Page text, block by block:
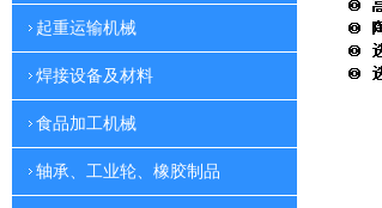
起重运输机械
焊接设备及材料
食品加工机械
轴承、工业轮、橡胶制品